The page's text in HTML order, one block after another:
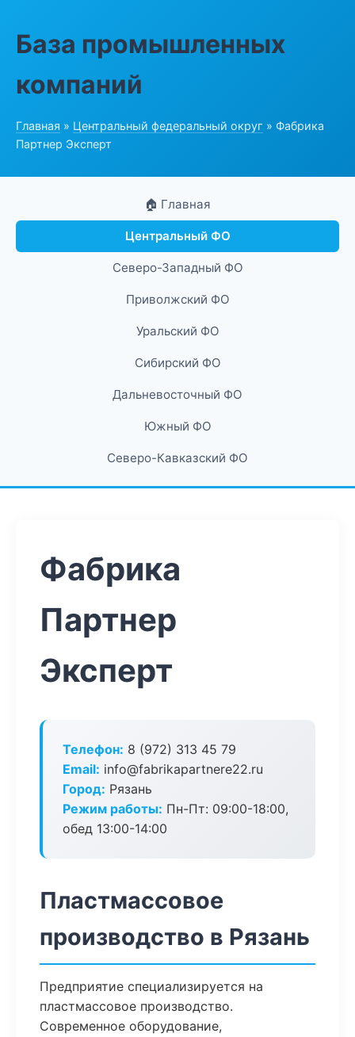
База промышленных
компаний
Главная » Центральный федеральный округ » Фабрика
Партнер Эксперт
🏠 Главная
Центральный ФО
Северо-Западный ФО
Приволжский ФО
Уральский ФО
Сибирский ФО
Дальневосточный ФО
Южный ФО
Северо-Кавказский ФО
Фабрика
Партнер
Эксперт
Телефон: 8 (972) 313 45 79
Email: info@fabrikapartnere22.ru
Город: Рязань
Режим работы: Пн-Пт: 09:00-18:00,
обед 13:00-14:00
Пластмассовое
производство в Рязань
Предприятие специализируется на
пластмассовое производство.
Современное оборудование,